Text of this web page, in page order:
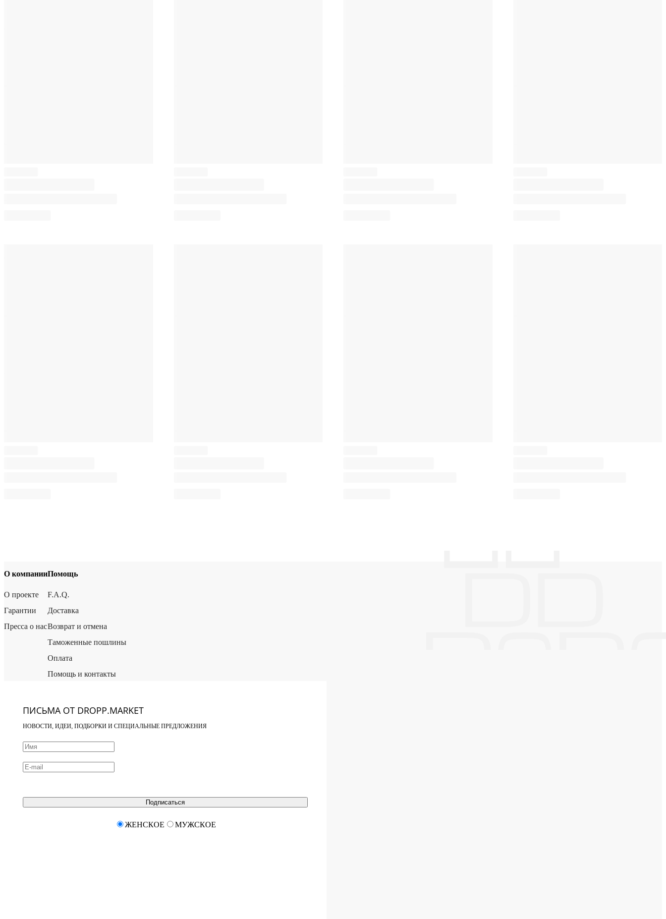
О компании
О проекте
Гарантии
Пресса о нас
Помощь
F.A.Q.
Доставка
Возврат и отмена
Таможенные пошлины
Оплата
Помощь и контакты
ПИСЬМА ОТ DROPP.MARKET
НОВОСТИ, ИДЕИ, ПОДБОРКИ И СПЕЦИАЛЬНЫЕ ПРЕДЛОЖЕНИЯ
Подписаться
ЖЕНСКОЕ МУЖСКОЕ